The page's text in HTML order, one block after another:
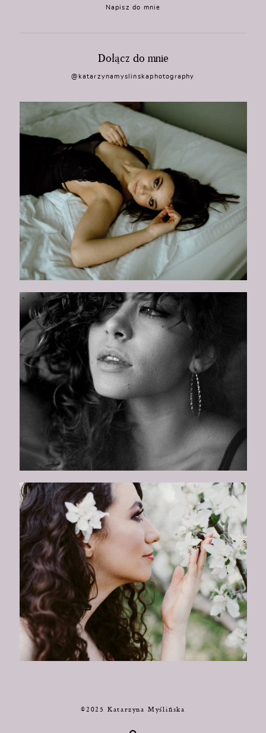
Napisz do mnie
Dołącz do mnie
@katarzynamyslinskaphotography
©2025 Katarzyna Myślińska